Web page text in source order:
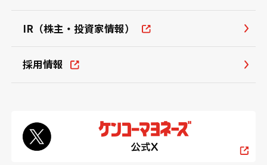
IR（株主・投資家情報）
採用情報